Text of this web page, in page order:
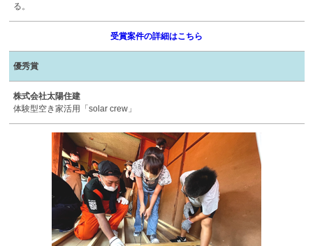
る。
受賞案件の詳細はこちら
優秀賞
株式会社太陽住建
体験型空き家活用「solar crew」